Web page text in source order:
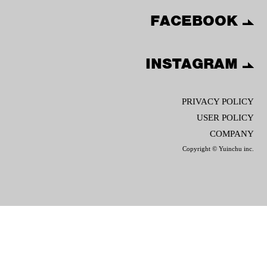
FACEBOOK
INSTAGRAM
PRIVACY POLICY
USER POLICY
COMPANY
Copyright © Yuinchu inc.